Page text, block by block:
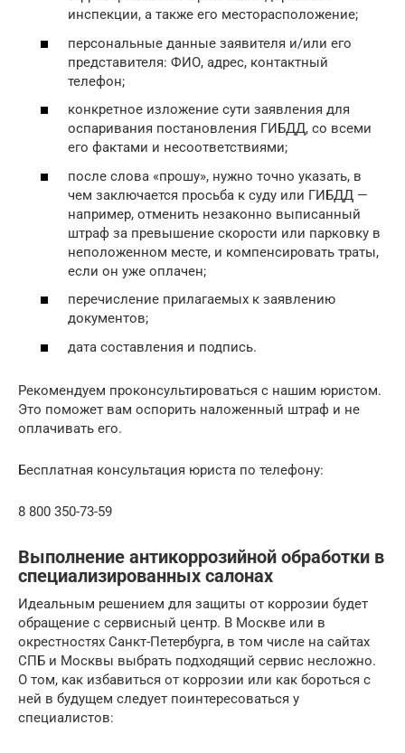
инспекции, а также его месторасположение;
персональные данные заявителя и/или его
представителя: ФИО, адрес, контактный
телефон;
конкретное изложение сути заявления для
оспаривания постановления ГИБДД, со всеми
его фактами и несоответствиями;
после слова «прошу», нужно точно указать, в
чем заключается просьба к суду или ГИБДД —
например, отменить незаконно выписанный
штраф за превышение скорости или парковку в
неположенном месте, и компенсировать траты,
если он уже оплачен;
перечисление прилагаемых к заявлению
документов;
дата составления и подпись.
Рекомендуем проконсультироваться с нашим юристом.
Это поможет вам оспорить наложенный штраф и не
оплачивать его.
Бесплатная консультация юриста по телефону:
8 800 350-73-59
Выполнение антикоррозийной обработки в
специализированных салонах
Идеальным решением для защиты от коррозии будет
обращение с сервисный центр. В Москве или в
окрестностях Санкт-Петербурга, в том числе на сайтах
СПБ и Москвы выбрать подходящий сервис несложно.
О том, как избавиться от коррозии или как бороться с
ней в будущем следует поинтересоваться у
специалистов: